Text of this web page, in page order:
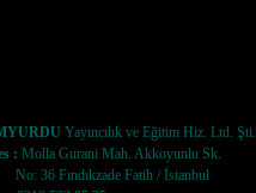
Yayıncılık ve Eğitim Hiz. Ltd. Şti.
: Molla Gurani Mah. Akkoyunlu Sk.
36 Fındıkzade Fatih / İstanbul